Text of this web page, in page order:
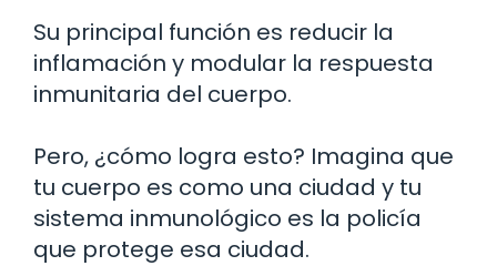
Su principal función es reducir la
inflamación y modular la respuesta
inmunitaria del cuerpo.
Pero, ¿cómo logra esto? Imagina que
tu cuerpo es como una ciudad y tu
sistema inmunológico es la policía
que protege esa ciudad.